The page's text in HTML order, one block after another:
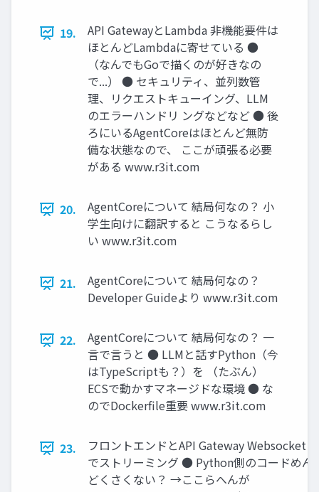
19.
API GatewayとLambda 非機能要件は
ほとんどLambdaに寄せている ●
（なんでもGoで描くのが好きなの
で...） ● セキュリティ、並列数管
理、リクエストキューイング、LLM
のエラーハンドリ ングなどなど ● 後
ろにいるAgentCoreはほとんど無防
備な状態なので、 ここが頑張る必要
がある www.r3it.com
20.
AgentCoreについて 結局何なの？ 小
学生向けに翻訳すると こうなるらし
い www.r3it.com
21.
AgentCoreについて 結局何なの？
Developer Guideより www.r3it.com
22.
AgentCoreについて 結局何なの？ 一
言で言うと ● LLMと話すPython（今
はTypeScriptも？）を （たぶん）
ECSで動かすマネージドな環境 ● な
のでDockerﬁle重要 www.r3it.com
23.
フロントエンドとAPI Gateway Websocket
でストリーミング ● Python側のコードめん
どくさくない？ →ここらへんが